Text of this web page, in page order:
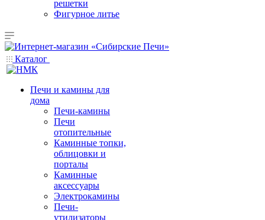
решетки
Фигурное литье
Каталог
Печи и камины для
дома
Печи-камины
Печи
отопительные
Каминные топки,
облицовки и
порталы
Каминные
аксессуары
Электрокамины
Печи-
утилизаторы